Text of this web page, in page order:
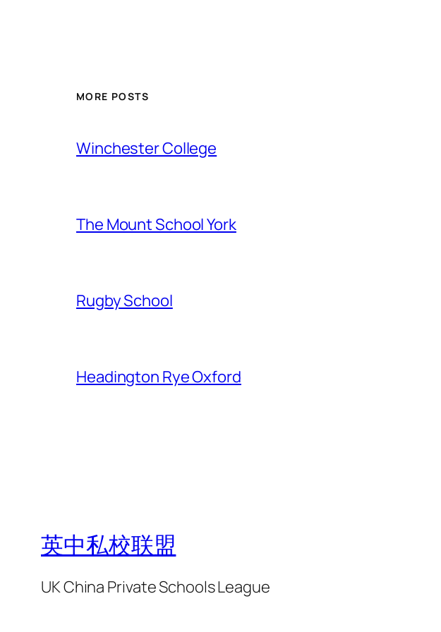
MORE POSTS
Winchester College
The Mount School York
Rugby School
Headington Rye Oxford
英中私校联盟
UK China Private Schools League